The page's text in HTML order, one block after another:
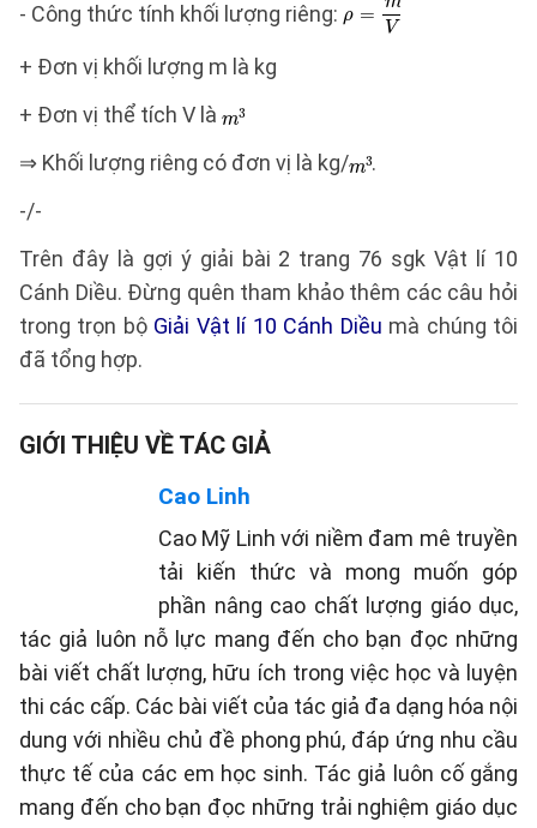
- Công thức tính khối lượng riêng:
+ Đơn vị khối lượng m là kg
+ Đơn vị thể tích V là
⇒ Khối lượng riêng có đơn vị là kg/
.
-/-
Trên đây là gợi ý giải bài 2 trang 76 sgk Vật lí 10
Cánh Diều. Đừng quên tham khảo thêm các câu hỏi
trong trọn bộ Giải Vật lí 10 Cánh Diều mà chúng tôi
đã tổng hợp.
GIỚI THIỆU VỀ TÁC GIẢ
Cao Linh
Cao Mỹ Linh với niềm đam mê truyền
tải kiến thức và mong muốn góp
phần nâng cao chất lượng giáo dục,
tác giả luôn nỗ lực mang đến cho bạn đọc những
bài viết chất lượng, hữu ích trong việc học và luyện
thi các cấp. Các bài viết của tác giả đa dạng hóa nội
dung với nhiều chủ đề phong phú, đáp ứng nhu cầu
thực tế của các em học sinh. Tác giả luôn cố gắng
mang đến cho bạn đọc những trải nghiệm giáo dục